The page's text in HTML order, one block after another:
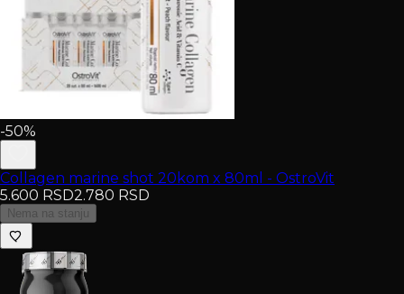
-50%
Collagen marine shot 20kom x 80ml - OstroVit
5.600 RSD2.780 RSD
Nema na stanju